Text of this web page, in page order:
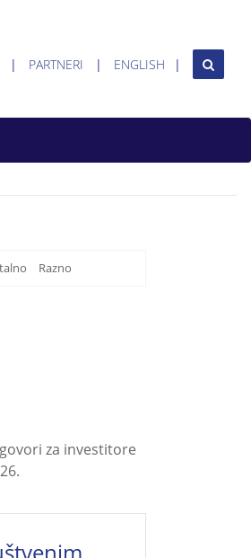
PARTNERI ENGLISH
Razno
za investitore